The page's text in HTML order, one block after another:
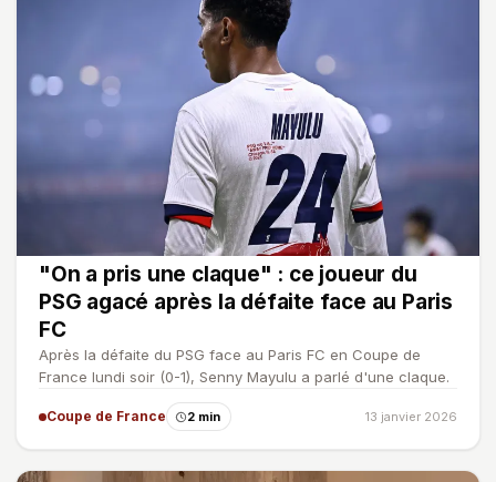
"On a pris une claque" : ce joueur du
PSG agacé après la défaite face au Paris
FC
Après la défaite du PSG face au Paris FC en Coupe de
France lundi soir (0-1), Senny Mayulu a parlé d'une claque.
Coupe de France 2 min 13 janvier 2026